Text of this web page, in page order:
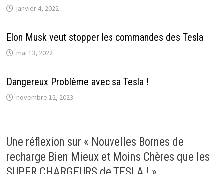
janvier 4, 2022
Elon Musk veut stopper les commandes des Tesla
mai 13, 2022
Dangereux Problème avec sa Tesla !
novembre 12, 2023
Une réflexion sur « Nouvelles Bornes de
recharge Bien Mieux et Moins Chères que les